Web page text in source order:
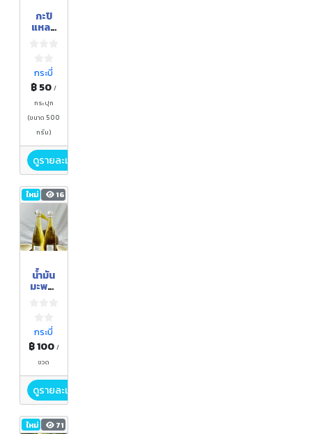
กะปิ
แหลม
หวาน
กระบี่
฿ 50/
กระปุก
(ขนาด 500
กรัม)
ดูรายละเอียด
ใหม่ 16
น้ำมัน
มะพร้า
กระบี่
฿ 100 /
ขวด
ดูรายละเอียด
ใหม่ 71